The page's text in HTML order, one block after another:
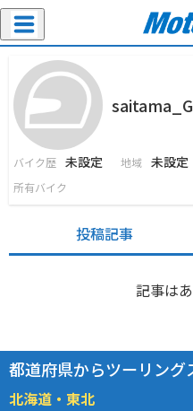
バイク歴 未設定 地域 未設定
所有バイク
投稿記事
記事は
都道府県からツーリング
北海道・東北